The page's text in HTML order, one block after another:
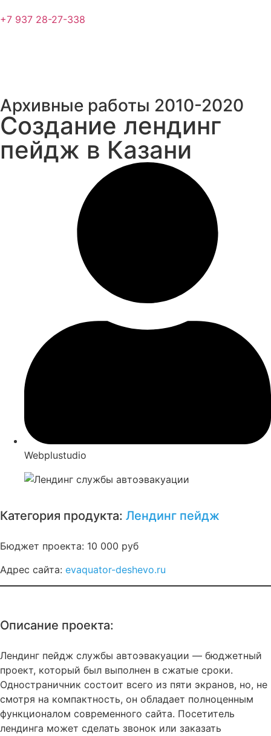
+7 937 28-27-338
Архивные работы 2010-2020
Создание лендинг
пейдж в Казани
Webplustudio
Категория продукта: Лендинг пейдж
Бюджет проекта: 10 000 руб
Адрес сайта: evaquator-deshevo.ru
Описание проекта:
Лендинг пейдж службы автоэвакуации — бюджетный
проект, который был выполнен в сжатые сроки.
Одностраничник состоит всего из пяти экранов, но, не
смотря на компактность, он обладает полноценным
функционалом современного сайта. Посетитель
лендинга может сделать звонок или заказать